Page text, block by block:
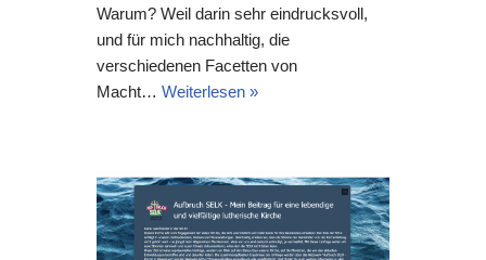
Warum? Weil darin sehr eindrucksvoll,
und für mich nachhaltig, die
verschiedenen Facetten von
Macht… Weiterlesen »